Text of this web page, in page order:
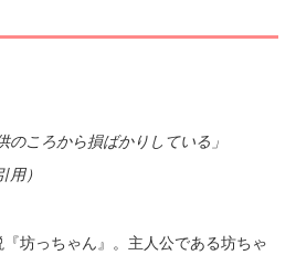
のころから損ばかりしている」
用）
坊っちゃん』。主人公である坊ちゃ